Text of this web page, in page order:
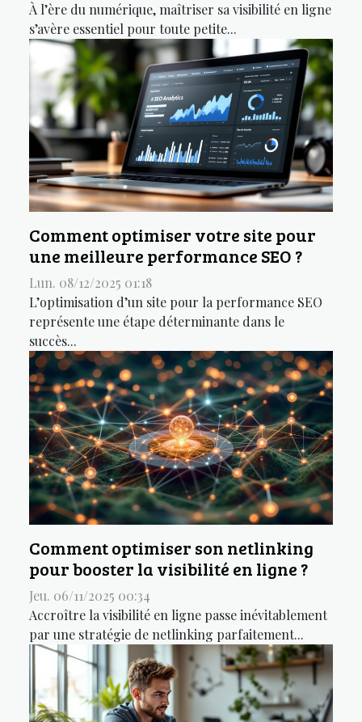
À l’ère du numérique, maîtriser sa visibilité en ligne
s’avère essentiel pour toute petite...
Comment optimiser votre site pour
une meilleure performance SEO ?
Lun. 08/12/2025 01:18
L’optimisation d’un site pour la performance SEO
représente une étape déterminante dans le
succès...
Comment optimiser son netlinking
pour booster la visibilité en ligne ?
Jeu. 06/11/2025 00:34
Accroître la visibilité en ligne passe inévitablement
par une stratégie de netlinking parfaitement...